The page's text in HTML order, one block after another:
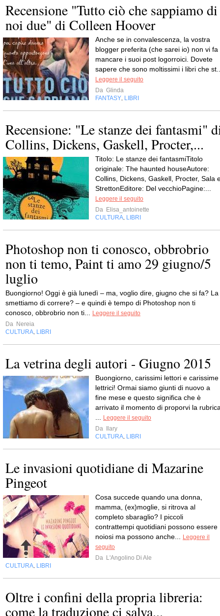
Recensione "Tutto ciò che sappiamo di
noi due" di Colleen Hoover
Anche se in convalescenza, la vostra
blogger preferita (che sarei io) non vi fa
mancare i suoi post logorroici. Dovete
sapere che sono moltissimi i libri che
Leggere il seguito
Da Glinda
FANTASY LIBRI
Recensione: "Le stanze dei fantasmi"
Collins, Dickens, Gaskell, Procter,...
Titolo: Le stanze dei fantasmiTitolo
originale: The haunted houseAutore:
Collins, Dickens, Gaskell, Procter, Sala
StrettonEditore: Del vecchioPagine:...
Leggere il seguito
Da Elisa_antoinette
CULTURA LIBRI
Photoshop non ti conosco, obbrobrio
non ti temo, Paint ti amo 29 giugno/5
luglio
Buongiorno! Oggi è già lunedì – ma, voglio dire, giugno che si fa? La
smettiamo di correre? – e quindi è tempo di Photoshop non ti
conosco, obbrobrio non ti...
Leggere il seguito
Da Nereia
CULTURA LIBRI
La vetrina degli autori - Giugno 2015
Buongiorno, carissimi lettori e carissime
lettrici! Ormai siamo giunti di nuovo a
fine mese e questo significa che è
arrivato il momento di proporvi la
Leggere il seguito
Da
Ilary
CULTURA LIBRI
Le invasioni quotidiane di Mazarine
Pingeot
Cosa succede quando una donna,
mamma, (ex)moglie, si ritrova al
completo sbaraglio? I piccoli
contrattempi quotidiani possono essere
noiosi ma possono anche...
Leggere il
seguito
Da L'Angolino Di Ale
CULTURA LIBRI
Oltre i confini della propria libreria:
come la traduzione ci salva...